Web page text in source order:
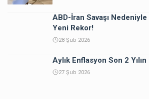
ABD-İran Savaşı
Yeni Rekor!
28 Şub 2026
Aylık Enflasyon Son 2
27 Şub 2026